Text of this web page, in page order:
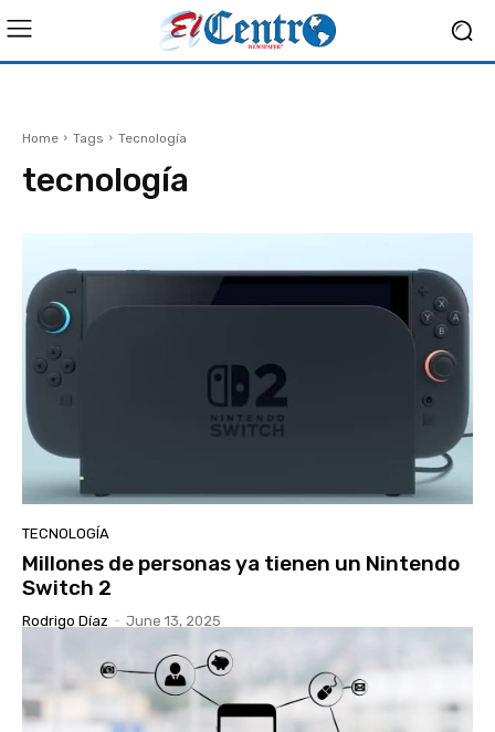
Home Tags Tecnología
tecnología
TECNOLOGÍA
Millones de personas ya tienen un Nintendo
Switch 2
Rodrigo Díaz - June 13, 2025